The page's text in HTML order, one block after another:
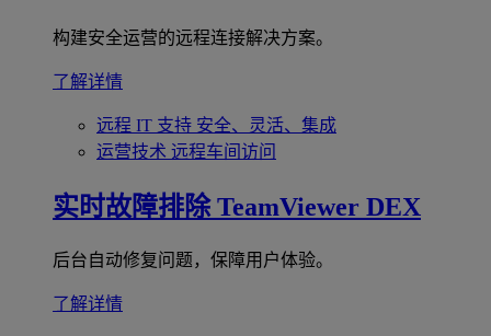
构建安全运营的远程连接解决方案。
了解详情
远程 IT 支持 安全、灵活、集成
运营技术 远程车间访问
实时故障排除 TeamViewer DEX
后台自动修复问题，保障用户体验。
了解详情